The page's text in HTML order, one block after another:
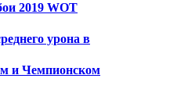
2019 WOT
урона в
и Чемпионском